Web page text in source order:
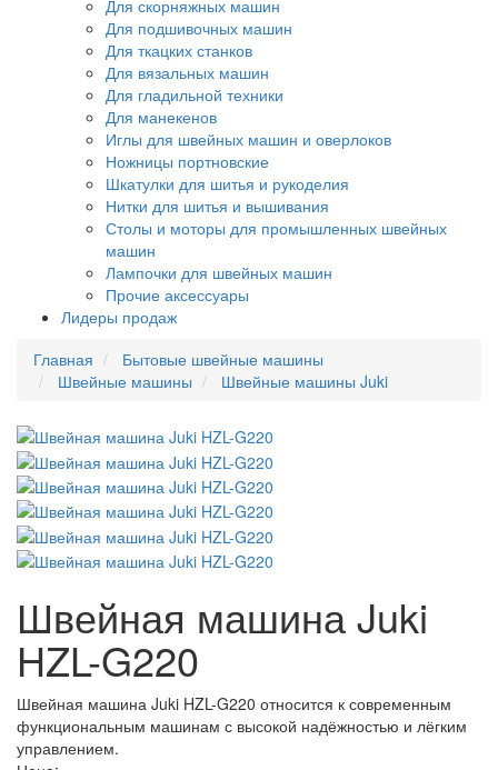
Для скорняжных машин
Для подшивочных машин
Для ткацких станков
Для вязальных машин
Для гладильной техники
Для манекенов
Иглы для швейных машин и оверлоков
Ножницы портновские
Шкатулки для шитья и рукоделия
Нитки для шитья и вышивания
Столы и моторы для промышленных швейных
машин
Лампочки для швейных машин
Прочие аксессуары
Лидеры продаж
Главная
Бытовые швейные машины
Швейные машины
Швейные машины Juki
Швейная машина Juki
HZL-G220
Швейная машина Juki HZL-G220 относится к современным
функциональным машинам с высокой надёжностью и лёгким
управлением.